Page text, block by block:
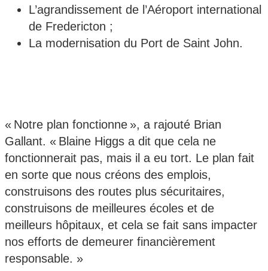
L’agrandissement de l’Aéroport international
de Fredericton ;
La modernisation du Port de Saint John.
« Notre plan fonctionne », a rajouté Brian
Gallant. « Blaine Higgs a dit que cela ne
fonctionnerait pas, mais il a eu tort. Le plan fait
en sorte que nous créons des emplois,
construisons des routes plus sécuritaires,
construisons de meilleures écoles et de
meilleurs hôpitaux, et cela se fait sans impacter
nos efforts de demeurer financièrement
responsable. »